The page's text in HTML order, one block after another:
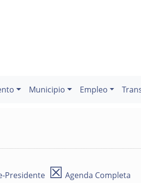
Municipio Empleo
Presidente ☒ Agenda Completa